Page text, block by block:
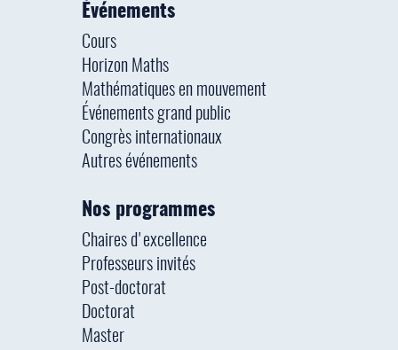
Événements
Cours
Horizon Maths
Mathématiques en mouvement
Événements grand public
Congrès internationaux
Autres événements
Nos programmes
Chaires d'excellence
Professeurs invités
Post-doctorat
Doctorat
Master